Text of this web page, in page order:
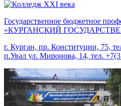
Государственное бюджетное
«КУРГАНСКИЙ
г. Курган, пр. Конституции, 75,
п.Увал ул. Миронова, 14, тел.